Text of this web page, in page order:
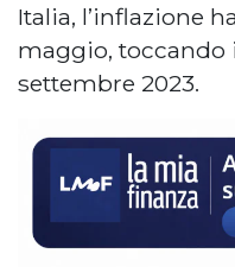
Italia, l’inflazione
maggio, toccando
settembre 2023.